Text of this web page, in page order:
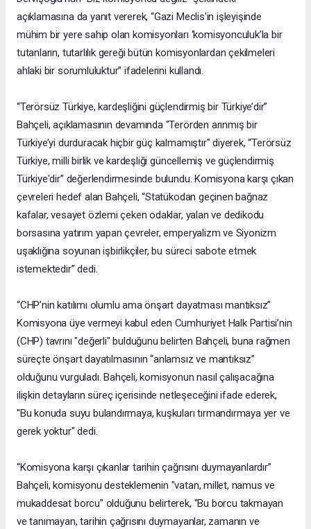
açıklamasına da yanıt vererek, “Gazi Meclis'in işleyişinde
mühim bir yere sahip olan komisyonları ‘komisyonculuk’la bir
tutanların, tutarlılık gereği bütün komisyonlardan çekilmeleri
ahlaki bir sorumluluktur” ifadelerini kullandı.
“Terörsüz Türkiye, kardeşliğini güçlendirmiş bir Türkiye’dir”
Bahçeli, açıklamasının devamında "Terörden arınmış bir
Türkiye’yi durduracak hiçbir güç kalmamıştır" diyerek, “Terörsüz
Türkiye, milli birlik ve kardeşliği güncellemiş ve güçlendirmiş
Türkiye'dir” değerlendirmesinde bulundu. Komisyona karşı çıkan
çevreleri hedef alan Bahçeli, “Statükodan geçinen bağnaz
kafalar, vesayet özlemi çeken odaklar, yalan ve dedikodu
borsasına yatırım yapan çevreler, emperyalizm ve Siyonizm
uşaklığına soyunan işbirlikçiler, bu süreci sabote etmek
istemektedir” dedi.
“CHP’nin katılımı olumlu ama önşart dayatması mantıksız”
Komisyona üye vermeyi kabul eden Cumhuriyet Halk Partisi’nin
(CHP) tavrını "değerli" bulduğunu belirten Bahçeli, buna rağmen
süreçte önşart dayatılmasının “anlamsız ve mantıksız”
olduğunu vurguladı. Bahçeli, komisyonun nasıl çalışacağına
ilişkin detayların süreç içerisinde netleşeceğini ifade ederek,
"Bu konuda suyu bulandırmaya, kuşkuları tırmandırmaya yer ve
gerek yoktur" dedi.
“Komisyona karşı çıkanlar tarihin çağrısını duymayanlardır”
Bahçeli, komisyonu desteklemenin "vatan, millet, namus ve
mukaddesat borcu" olduğunu belirterek, "Bu borcu takmayan
ve tanımayan, tarihin çağrısını duymayanlar, zamanın ve